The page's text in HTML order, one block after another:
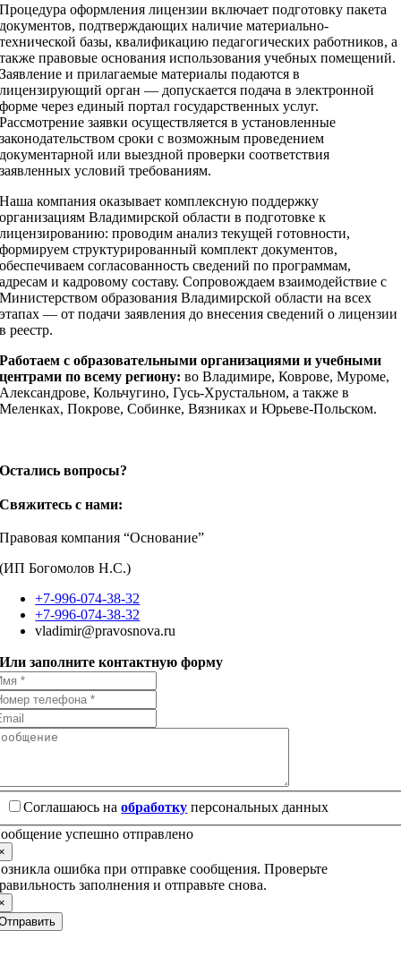
Процедура оформления лицензии включает подготовку пакета
документов, подтверждающих наличие материально-
технической базы, квалификацию педагогических работников, а
также правовые основания использования учебных помещений.
Заявление и прилагаемые материалы подаются в
лицензирующий орган — допускается подача в электронной
форме через единый портал государственных услуг.
Рассмотрение заявки осуществляется в установленные
законодательством сроки с возможным проведением
документарной или выездной проверки соответствия
заявленных условий требованиям.
Наша компания оказывает комплексную поддержку
организациям Владимирской области в подготовке к
лицензированию: проводим анализ текущей готовности,
формируем структурированный комплект документов,
обеспечиваем согласованность сведений по программам,
адресам и кадровому составу. Сопровождаем взаимодействие с
Министерством образования Владимирской области на всех
этапах — от подачи заявления до внесения сведений о лицензии
в реестр.
Работаем с образовательными организациями и учебными
центрами по всему региону: во Владимире, Коврове, Муроме,
Александрове, Кольчугино, Гусь-Хрустальном, а также в
Меленках, Покрове, Собинке, Вязниках и Юрьеве-Польском.
Остались вопросы?
Свяжитесь с нами:
Правовая компания “Основание”
(ИП Богомолов Н.С.)
+7-996-074-38-32
+7-996-074-38-32
vladimir@pravosnova.ru
Или заполните контактную форму
Соглашаюсь наобработку персональных данных
успешно отправлено
ошибка при отправке сообщения. Проверьте
заполнения и отправьте снова.